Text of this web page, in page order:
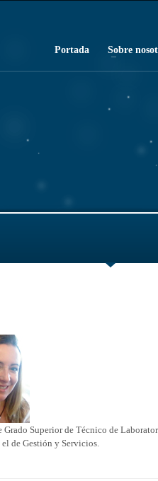
Portada Sobre
Superior de Técnico de
de Gestión y Servicios.